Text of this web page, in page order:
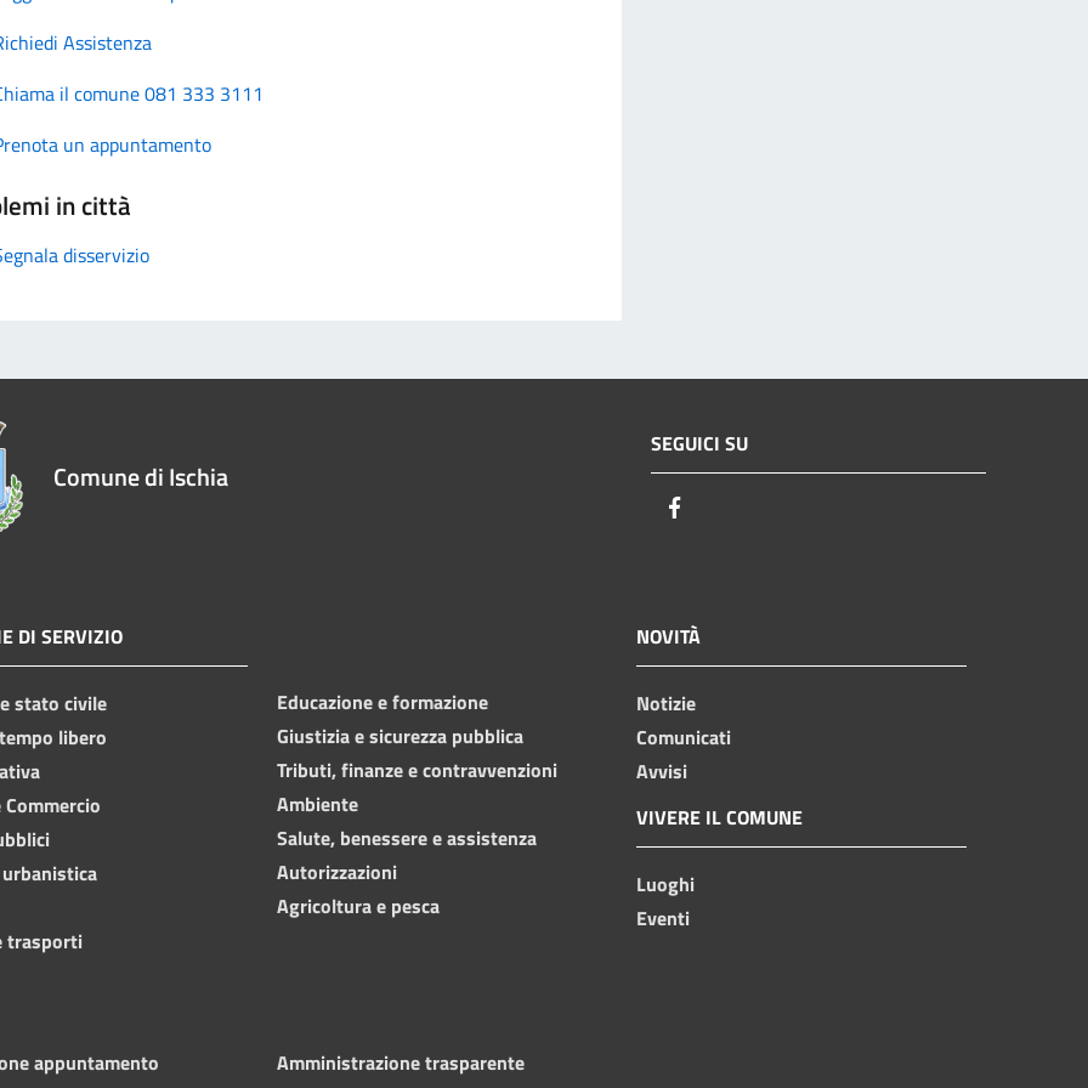
Assistenza
il comune 081 333 3111
un appuntamento
in città
disservizio
Comune di Ischia
SEGUICI SU
DI SERVIZIO
stato civile
libero
trasporti
Educazione e formazione
Giustizia e sicurezza pubblica
Tributi, finanze e contravvenzioni
Ambiente
Salute, benessere e assistenza
Autorizzazioni
Agricoltura e pesca
NOVITÀ
Notizie
Comunicati
Avvisi
VIVERE IL COMUNE
Luoghi
Eventi
appuntamento
Amministrazione trasparente